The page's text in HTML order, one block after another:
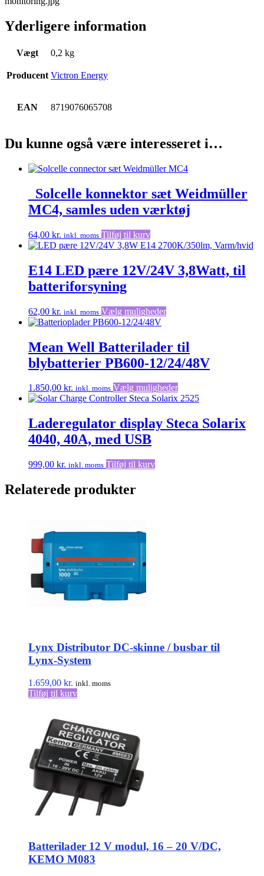
Yderligere information
Vægt 0,2 kg
Producent Victron Energy
EAN 8719076065708
Du kunne også være interesseret i…
_Solcelle konnektor sæt Weidmüller
MC4, samles uden værktøj
64,00 kr. inkl. moms Tilføj til kurv
E14 LED pære 12V/24V 3,8Watt, til
batteriforsyning
62,00 kr. inkl. moms Vælg mulighederDette
flere
varianter.
Mulighederne
vælges
på
Mean Well Batterilader til
blybatterier PB600-12/24/48V
1.850,00 kr. inkl. moms Vælg mulighederDette
vare
flere
varianter.
Laderegulator display Steca Solarix
4040, 40A, med USB
999,00 kr. inkl. moms Tilføj til kurv
Relaterede produkter
Lynx Distributor DC-skinne / busbar til
Lynx-System
1.659,00 kr. inkl. moms
Tilføj til kurv
Batterilader 12 V modul, 16 – 20 V/DC,
KEMO M083